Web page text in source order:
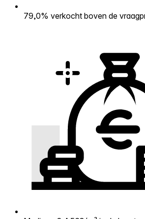
79,0% verkocht boven de